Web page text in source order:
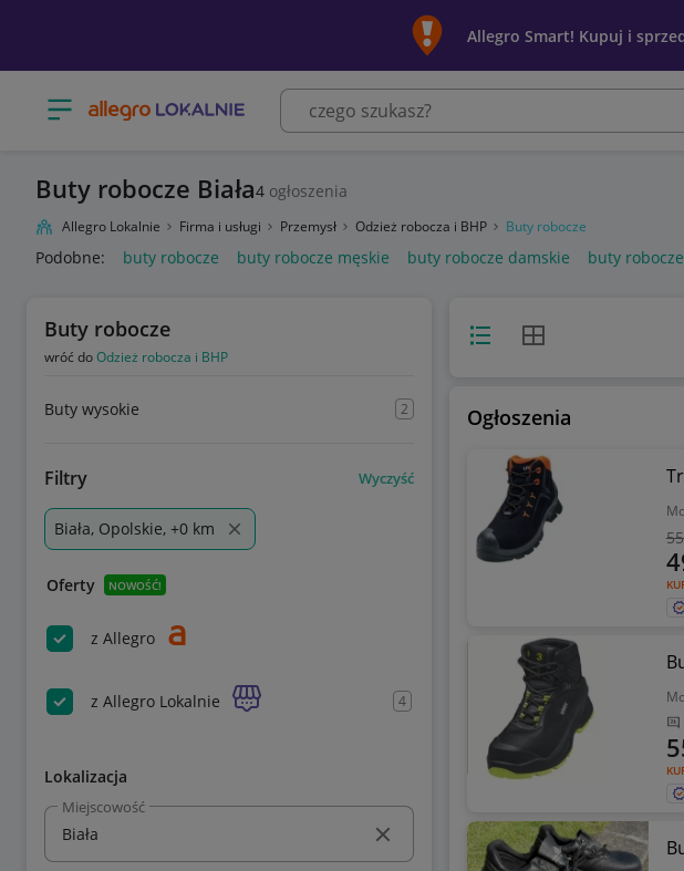
Allegro Smart! Kupuj i
Otwórz menu z kategoriami
Buty robocze Biała4 ogłoszenia
Allegro Lokalnie Firma i usługi Przemysł Odzież robocza i BHP Buty robocze
Podobne: buty robocze buty robocze męskie buty robocze damskie buty
Buty robocze
wróć doOdzież robocza i BHP
Buty wysokie 2
Filtry Wyczyść
Biała, Opolskie, +0 km
Oferty NOWOŚĆ!
z Allegro
z Allegro Lokalnie 4
Lokalizacja
Miejscowość
Widok listyWidok siatki
Ogłoszenia